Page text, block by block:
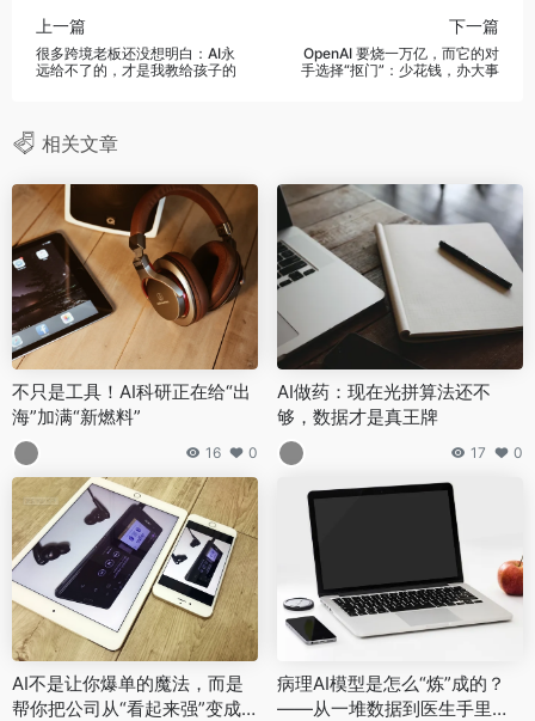
上一篇
很多跨境老板还没想明白：AI永
远给不了的，才是我教给孩子的
下一篇
OpenAI 要烧一万亿，而它的对
手选择“抠门”：少花钱，办大事
相关文章
不只是工具！AI科研正在给“出
海”加满“新燃料”
16 0
AI做药：现在光拼算法还不
够，数据才是真王牌
17 0
AI不是让你爆单的魔法，而是
帮你把公司从“看起来强”变成
病理AI模型是怎么“炼”成的？
——从一堆数据到医生手里的